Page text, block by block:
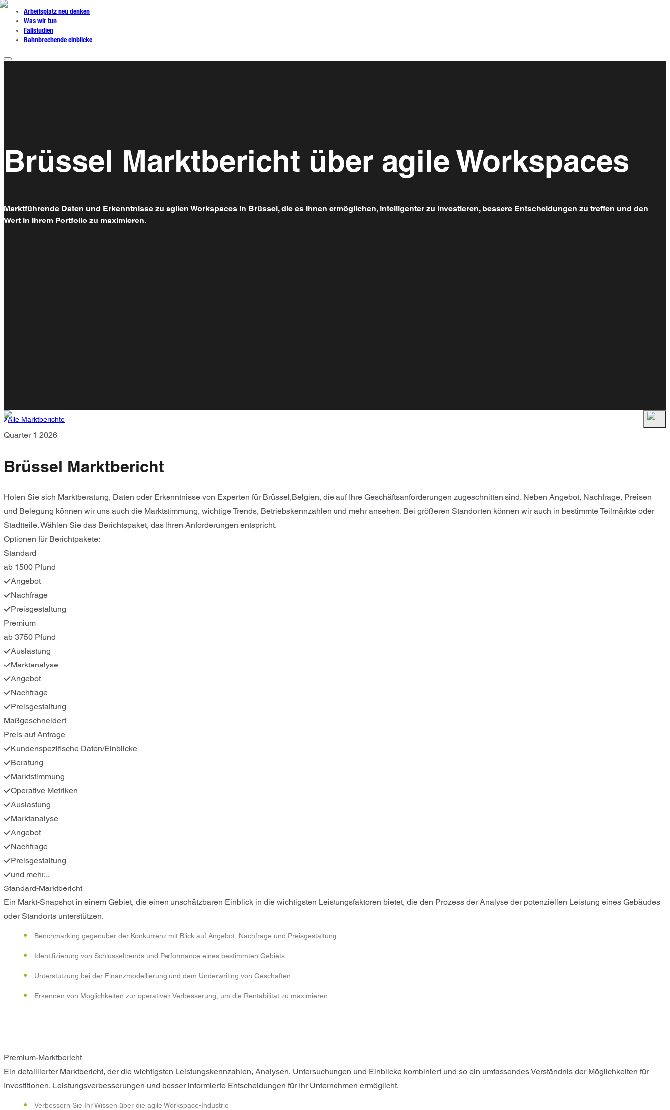
Arbeitsplatz neu denken
Was wir tun
Fallstudien
Bahnbrechende einblicke
Brüssel Marktbericht über agile Workspaces
Marktführende Daten und Erkenntnisse zu agilen Workspaces in Brüssel, die es Ihnen ermöglichen, intelligenter zu investieren, bessere Entscheidungen zu treffen und den
Wert in Ihrem Portfolio zu maximieren.
Alle Marktberichte
Quarter 1 2026
Brüssel Marktbericht
Holen Sie sich Marktberatung, Daten oder Erkenntnisse von Experten für Brüssel,Belgien, die auf Ihre Geschäftsanforderungen zugeschnitten sind. Neben Angebot, Nachfrage, Preisen
und Belegung können wir uns auch die Marktstimmung, wichtige Trends, Betriebskennzahlen und mehr ansehen. Bei größeren Standorten können wir auch in bestimmte Teilmärkte oder
Stadtteile. Wählen Sie das Berichtspaket, das Ihren Anforderungen entspricht.
Optionen für Berichtpakete:
Standard
ab 1500 Pfund
Angebot
Nachfrage
Preisgestaltung
Premium
ab 3750 Pfund
Auslastung
Marktanalyse
Angebot
Nachfrage
Preisgestaltung
Maßgeschneidert
Preis auf Anfrage
Kundenspezifische Daten/Einblicke
Beratung
Marktstimmung
Operative Metriken
Auslastung
Marktanalyse
Angebot
Nachfrage
Preisgestaltung
und mehr...
Standard-Marktbericht
Ein Markt-Snapshot in einem Gebiet, die einen unschätzbaren Einblick in die wichtigsten Leistungsfaktoren bietet, die den Prozess der Analyse der potenziellen Leistung eines Gebäudes
oder Standorts unterstützen.
Benchmarking gegenüber der Konkurrenz mit Blick auf Angebot, Nachfrage und Preisgestaltung
Identifizierung von Schlüsseltrends und Performance eines bestimmten Gebiets
Unterstützung bei der Finanzmodellierung und dem Underwriting von Geschäften
Erkennen von Möglichkeiten zur operativen Verbesserung, um die Rentabilität zu maximieren
Premium-Marktbericht
Ein detaillierter Marktbericht, der die wichtigsten Leistungskennzahlen, Analysen, Untersuchungen und Einblicke kombiniert und so ein umfassendes Verständnis der Möglichkeiten für
Investitionen, Leistungsverbesserungen und besser informierte Entscheidungen für Ihr Unternehmen ermöglicht.
Verbessern Sie Ihr Wissen über die agile Workspace-Industrie